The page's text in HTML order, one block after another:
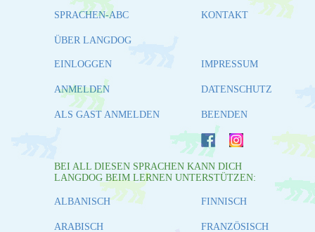
SPRACHEN-ABC
ÜBER LANGDOG
KONTAKT
EINLOGGEN
ANMELDEN
ALS GAST ANMELDEN
IMPRESSUM
DATENSCHUTZ
BEENDEN
BEI ALL DIESEN SPRACHEN KANN DICH
LANGDOG BEIM LERNEN UNTERSTÜTZEN:
ALBANISCH
ARABISCH
FINNISCH
FRANZÖSISCH